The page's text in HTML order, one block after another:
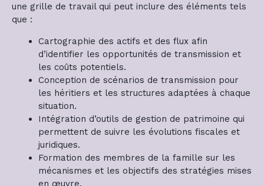
une grille de travail qui peut inclure des éléments tels
que :
Cartographie des actifs et des flux afin
d’identifier les opportunités de transmission et
les coûts potentiels.
Conception de scénarios de transmission pour
les héritiers et les structures adaptées à chaque
situation.
Intégration d’outils de gestion de patrimoine qui
permettent de suivre les évolutions fiscales et
juridiques.
Formation des membres de la famille sur les
mécanismes et les objectifs des stratégies mises
en œuvre.